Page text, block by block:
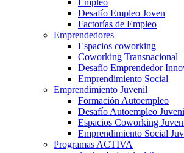
Desafío Empleo Joven
Factorías de Empleo
Emprendedores
Espacios coworking
Coworking Transnacional
Desafío Emprendedor
Emprendimiento Social
Emprendimiento Juvenil
Formación Autoempleo
Desafío Autoempleo
Espacios Coworking
Emprendimiento Social
Programas ACTIVA